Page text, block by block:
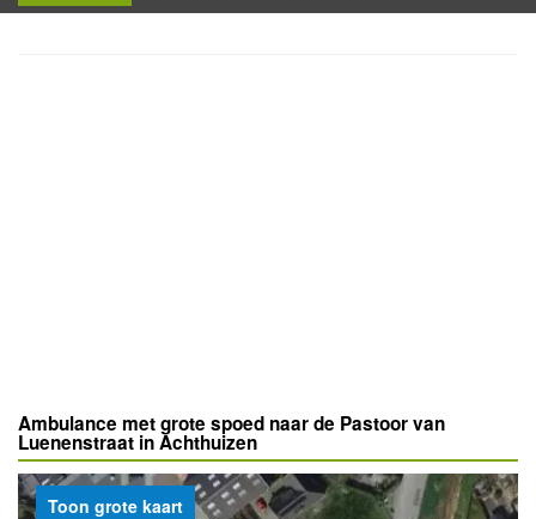
Ambulance met grote spoed naar de Pastoor van
Luenenstraat in Achthuizen
Toon grote kaart